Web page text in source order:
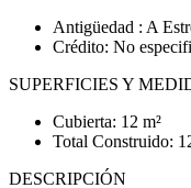
Antigüedad : A
Crédito: No
SUPERFICIES Y
Cubierta: 12 m²
Total Construido:
DESCRIPCIÓN